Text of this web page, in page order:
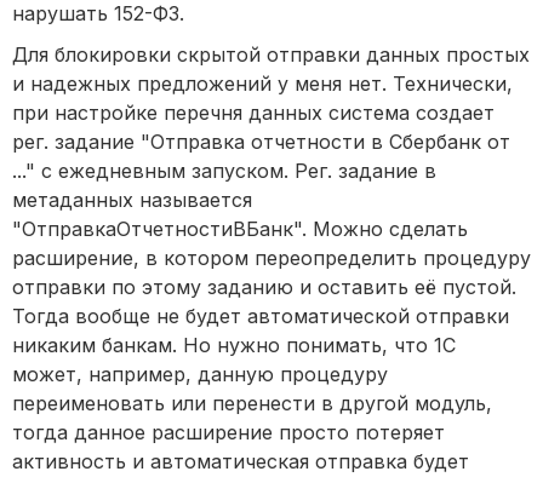
нарушать 152-ФЗ.
Для блокировки скрытой отправки данных простых
и надежных предложений у меня нет. Технически,
при настройке перечня данных система создает
рег. задание "Отправка отчетности в Сбербанк от
..." с ежедневным запуском. Рег. задание в
метаданных называется
"ОтправкаОтчетностиВБанк". Можно сделать
расширение, в котором переопределить процедуру
отправки по этому заданию и оставить её пустой.
Тогда вообще не будет автоматической отправки
никаким банкам. Но нужно понимать, что 1С
может, например, данную процедуру
переименовать или перенести в другой модуль,
тогда данное расширение просто потеряет
активность и автоматическая отправка будет